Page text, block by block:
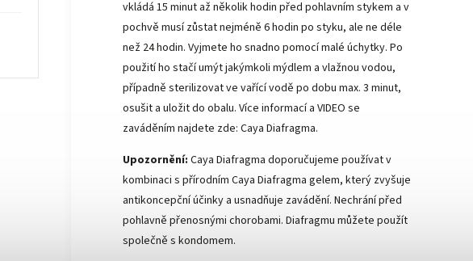
vkládá 15 minut až několik hodin před pohlavním stykem a v
pochvě musí zůstat nejméně 6 hodin po styku, ale ne déle
než 24 hodin. Vyjmete ho snadno pomocí malé úchytky. Po
použití ho stačí umýt jakýmkoli mýdlem a vlažnou vodou,
případně sterilizovat ve vařící vodě po dobu max. 3 minut,
osušit a uložit do obalu. Více informací a VIDEO se
zaváděním najdete zde: Caya Diafragma.
Upozornění: Caya Diafragma doporučujeme používat v
kombinaci s přírodním Caya Diafragma gelem, který zvyšuje
antikoncepční účinky a usnadňuje zavádění. Nechrání před
pohlavně přenosnými chorobami. Diafragmu můžete použít
společně s kondomem.